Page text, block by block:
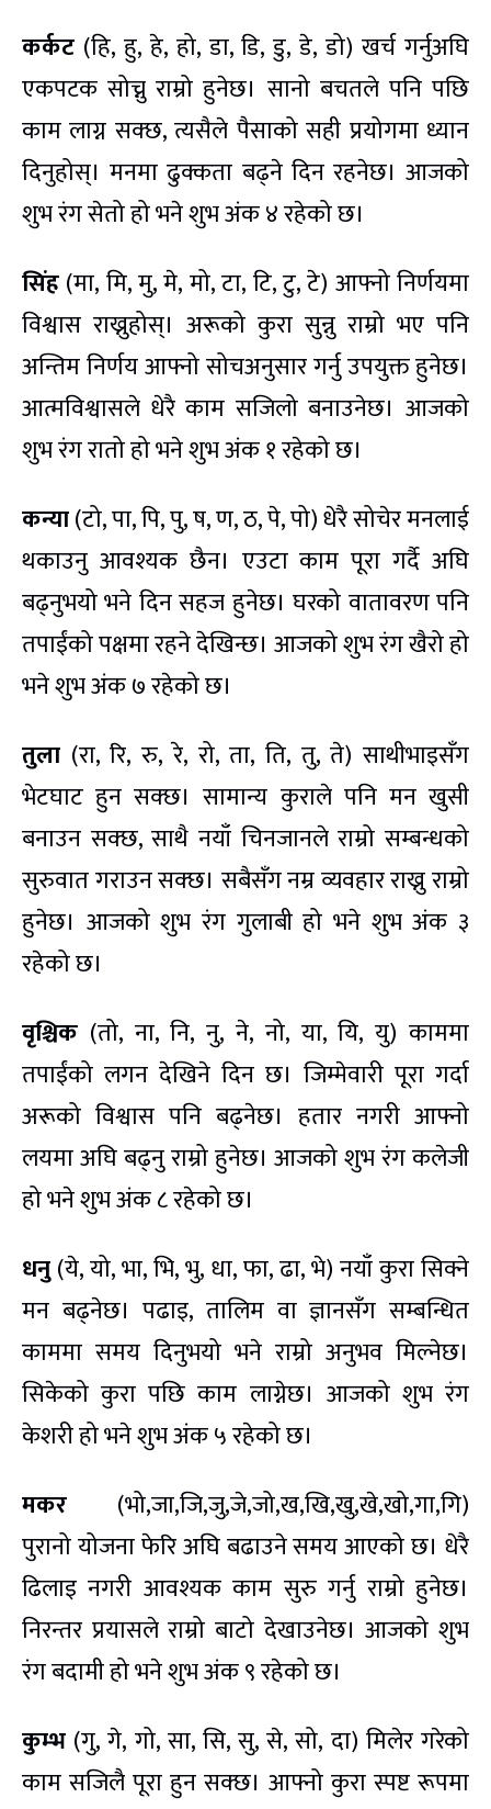
कर्कट (हि, हु, हे, हो, डा, डि, डु, डे, डो) खर्च गर्नुअघि
एकपटक सोच्नु राम्रो हुनेछ। सानो बचतले पनि पछि
काम लाग्न सक्छ, त्यसैले पैसाको सही प्रयोगमा ध्यान
दिनुहोस्। मनमा ढुक्कता बढ्ने दिन रहनेछ। आजको
शुभ रंग सेतो हो भने शुभ अंक ४ रहेको छ।
सिंह(मा, मि, मु, मे, मो, टा, टि, टु, टे) आफ्नो निर्णयमा
विश्वास राख्नुहोस्। अरूको कुरा सुन्नु राम्रो भए पनि
अन्तिम निर्णय आफ्नो सोचअनुसार गर्नु उपयुक्त हुनेछ।
आत्मविश्वासले धेरै काम सजिलो बनाउनेछ। आजको
शुभ रंग रातो हो भने शुभ अंक १ रहेको छ।
कन्या(टो, पा, पि, पु, ष, ण, ठ, पे, पो) धेरै सोचेर मनलाई
थकाउनु आवश्यक छैन। एउटा काम पूरा गर्दै अघि
बढ्नुभयो भने दिन सहज हुनेछ। घरको वातावरण पनि
तपाईंको पक्षमा रहने देखिन्छ। आजको शुभ रंग खैरो हो
भने शुभ अंक ७ रहेको छ।
तुला (रा, रि, रु, रे, रो, ता, ति, तु, ते) साथीभाइसँग
भेटघाट हुन सक्छ। सामान्य कुराले पनि मन खुसी
बनाउन सक्छ, साथै नयाँ चिनजानले राम्रो सम्बन्धको
सुरुवात गराउन सक्छ। सबैसँग नम्र व्यवहार राख्नु राम्रो
हुनेछ। आजको शुभ रंग गुलाबी हो भने शुभ अंक ३
रहेको छ।
वृश्चिक (तो, ना, नि, नु, ने, नो, या, यि, यु) काममा
तपाईंको लगन देखिने दिन छ। जिम्मेवारी पूरा गर्दा
अरूको विश्वास पनि बढ्नेछ। हतार नगरी आफ्नो
लयमा अघि बढ्नु राम्रो हुनेछ। आजको शुभ रंग कलेजी
हो भने शुभ अंक ८ रहेको छ।
धनु(ये, यो, भा, भि, भु, धा, फा, ढा, भे) नयाँ कुरा सिक्ने
मन बढ्नेछ। पढाइ, तालिम वा ज्ञानसँग सम्बन्धित
काममा समय दिनुभयो भने राम्रो अनुभव मिल्नेछ।
सिकेको कुरा पछि काम लाग्नेछ। आजको शुभ रंग
केशरी हो भने शुभ अंक ५ रहेको छ।
मकर (भो,जा,जि,जु,जे,जो,ख,खि,खु,खे,खो,गा,गि)
पुरानो योजना फेरि अघि बढाउने समय आएको छ। धेरै
ढिलाइ नगरी आवश्यक काम सुरु गर्नु राम्रो हुनेछ।
निरन्तर प्रयासले राम्रो बाटो देखाउनेछ। आजको शुभ
रंग बदामी हो भने शुभ अंक ९ रहेको छ।
कुम्भ (गु, गे, गो, सा, सि, सु, से, सो, दा) मिलेर गरेको
काम सजिलै पूरा हुन सक्छ। आफ्नो कुरा स्पष्ट रूपमा